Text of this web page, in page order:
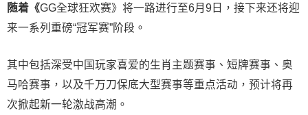
随着《GG全球狂欢赛》将一路进行至6月9日，接下来还将迎
来一系列重磅“冠军赛”阶段。
其中包括深受中国玩家喜爱的生肖主题赛事、短牌赛事、奥
马哈赛事，以及千万刀保底大型赛事等重点活动，预计将再
次掀起新一轮激战高潮。